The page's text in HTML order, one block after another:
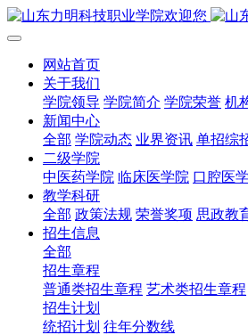
网站首页
关于我们
学院领导 学院简介 学院荣誉 机
新闻中心
全部 学院动态 业界资讯 单招综
二级学院
中医药学院 临床医学院 口腔医
教学科研
全部 政策法规 荣誉奖项 思政教
招生信息
全部
招生章程
普通类招生章程 艺术类招生章程
招生计划
统招计划 往年分数线